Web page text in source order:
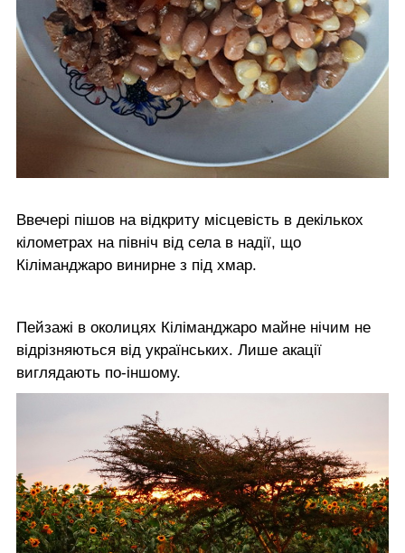
Ввечері пішов на відкриту місцевість в декількох
кілометрах на північ від села в надії, що
Кіліманджаро винирне з під хмар.
Пейзажі в околицях Кіліманджаро майне нічим не
відрізняються від українських. Лише акації
виглядають по-іншому.